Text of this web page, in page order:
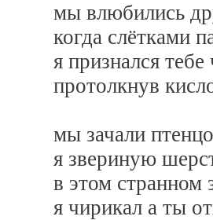
мы влюбились
когда слётками
я признался
протолкнув
мы зачали
я звериную
в этом странном
я чирикал а ты